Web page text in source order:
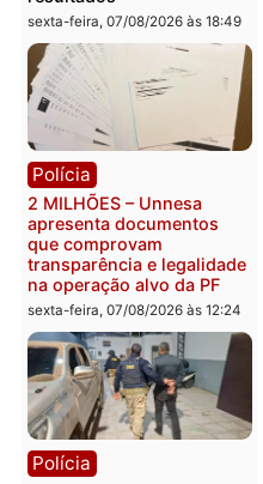
Política
Marcos Rogério apresenta
Plano de Governo com
228 projetos, metas
públicas e
acompanhamento de
resultados
sexta-feira, 07/08/2026 às 18:49